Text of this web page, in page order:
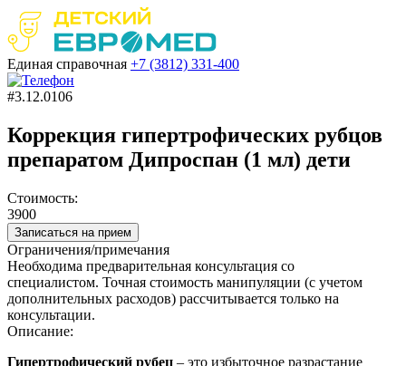
Единая справочная +7 (3812) 331-400
#3.12.0106
Коррекция гипертрофических рубцов
препаратом Дипроспан (1 мл) дети
Стоимость:
3900
Записаться на прием
Ограничения/примечания
Необходима предварительная консультация со
специалистом. Точная стоимость манипуляции (с учетом
дополнительных расходов) рассчитывается только на
консультации.
Описание:
Гипертрофический рубец – это избыточное разрастание